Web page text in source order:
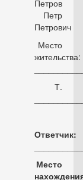
Петров
Петр
Петрович
Место
жительства:
Т.
Ответчик:
Место